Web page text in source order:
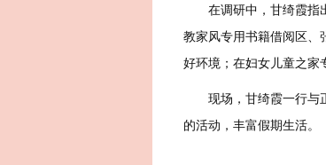
在调研中，甘绮霞指出
教家风专用书籍借阅区、
好环境；在妇女儿童之家
现场，甘绮霞一行与正
的活动，丰富假期生活。